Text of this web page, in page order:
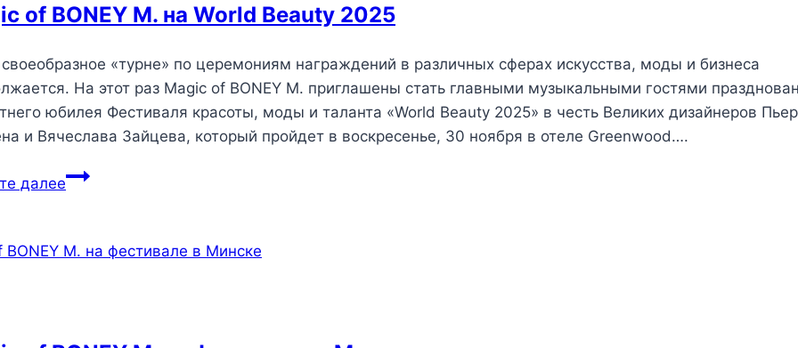
of BONEY M. на World Beauty 2025
«турне» по церемониям награждений в различных сферах искусства, моды и бизнеса
На этот раз Magic of BONEY M. приглашены стать главными музыкальными гостями
юбилея Фестиваля красоты, моды и таланта «World Beauty 2025» в честь Великих дизайнеров
и Вячеслава Зайцева, который пройдет в воскресенье, 30 ноября в отеле Greenwood….
далее